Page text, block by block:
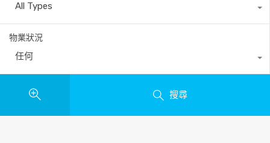
All Types
物業狀況
任何
搜尋